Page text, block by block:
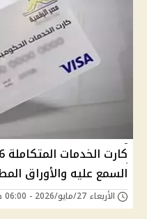
السمع عليه والأوراق
الأربعاء 27/مايو/2026 - 06:00 ص